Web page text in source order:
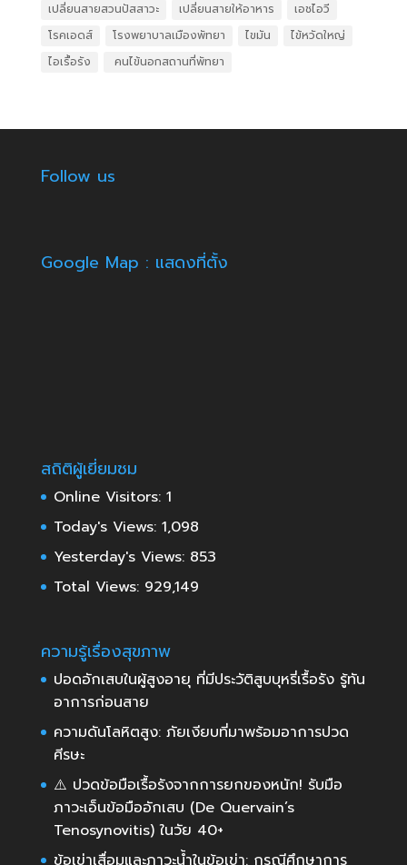
เปลี่ยนสายสวนปัสสาวะ
เปลี่ยนสายให้อาหาร
เอชไอวี
โรคเอดส์
โรงพยาบาลเมืองพัทยา ไขมัน
ไข้หวัดใหญ่
ไอเรื้อรัง
​ คนไข้นอกสถานที่พัทยา
Follow us
Google Map : แสดงที่ตั้ง
สถิติผู้เยี่ยมชม
Online Visitors: 1
Today's Views: 1,098
Yesterday's Views: 853
Total Views: 929,149
ความรู้เรื่องสุขภาพ
ปอดอักเสบในผู้สูงอายุ ที่มีประวัติสูบบุหรี่เรื้อรัง รู้ทัน
อาการก่อนสาย
ความดันโลหิตสูง: ภัยเงียบที่มาพร้อมอาการปวด
ศีรษะ
⚠️ ปวดข้อมือเรื้อรังจากการยกของหนัก! รับมือ
ภาวะเอ็นข้อมืออักเสบ (De Quervain’s
Tenosynovitis) ในวัย 40+
ข้อเข่าเสื่อมและภาวะน้ำในข้อเข่า: กรณีศึกษาการ